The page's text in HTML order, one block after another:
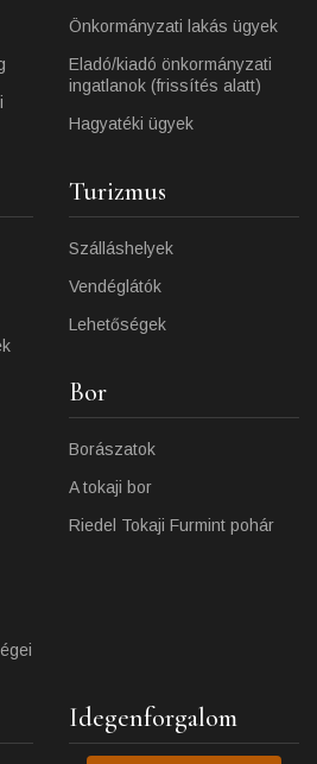
Önkormányzati lakás ügyek
Eladó/kiadó önkormányzati
ingatlanok (frissítés alatt)
Hagyatéki ügyek
Turizmus
Szálláshelyek
Vendéglátók
Lehetőségek
Bor
Borászatok
A tokaji bor
Riedel Tokaji Furmint pohár
Idegenforgalom